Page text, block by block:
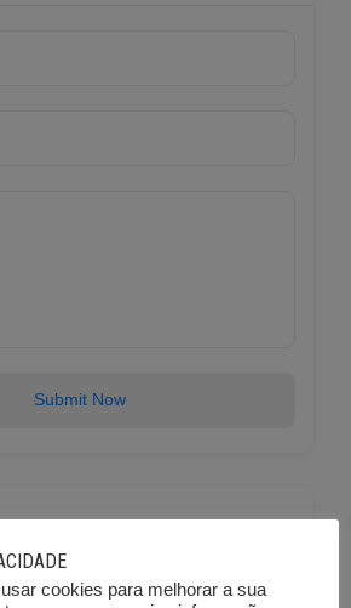
Submit Now
cookies para melhorar a sua